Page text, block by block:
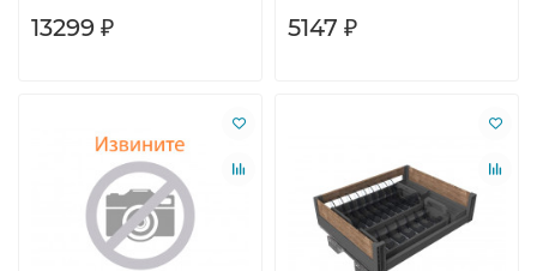
13299 ₽ 5147 ₽